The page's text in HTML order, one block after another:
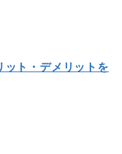
ット・デメリットを